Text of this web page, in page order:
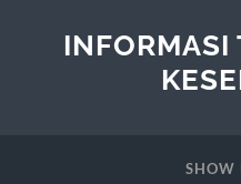
INFORMASI
SHOW